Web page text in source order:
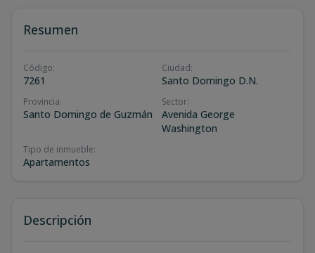
Resumen
Código:
7261
Ciudad:
Santo Domingo D.N.
Provincia:
Santo Domingo de Guzmán
Sector:
Avenida George
Washington
Tipo de inmueble:
Apartamentos
Descripción